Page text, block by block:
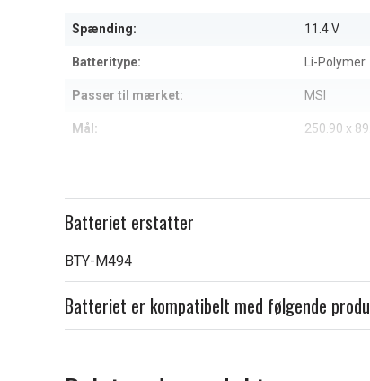
Spænding: 11.4 V
Batteritype: Li-Polymer
Passer til mærket: MSI
Mål: 250.90 x
Batteriet erstatter
BTY-M494
Batteriet er kompatibelt med følgende